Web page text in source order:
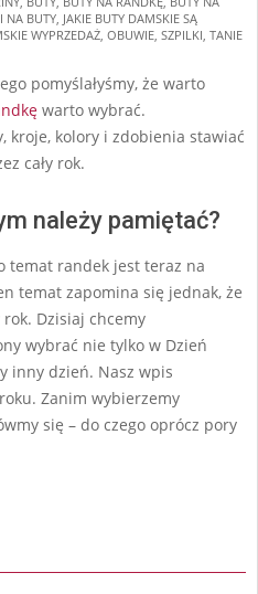
NA BUTY JAKIE BUTY DAMSKIE SĄ
WYPRZEDAŻ OBUWIE SZPILKI TANIE
pomyślałyśmy, że warto
warto wybrać.
kroje, kolory i zdobienia stawiać
cały rok.
należy pamiętać?
temat randek jest teraz na
temat zapomina się jednak, że
Dzisiaj chcemy
wybrać nie tylko w Dzień
inny dzień. Nasz wpis
Zanim wybierzemy
się – do czego oprócz pory